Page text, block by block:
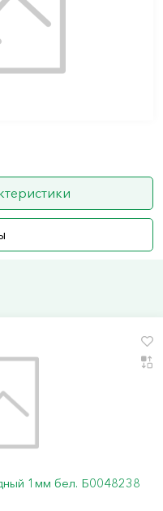
1мм бел. Б0048238